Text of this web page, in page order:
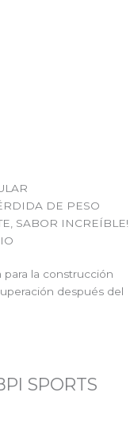
DE PESO
SABOR INCREÍBLE!
la construcción
después del
SPORTS